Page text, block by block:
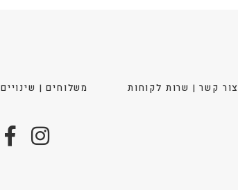
צור קשר | שרות לקוחות משלוחים | שינויים